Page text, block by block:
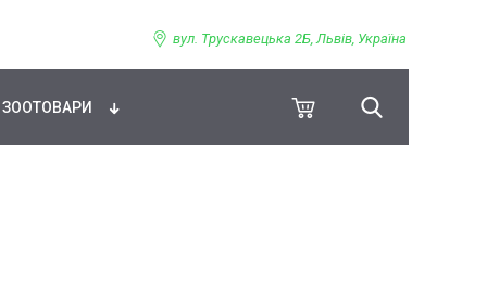
вул. Трускавецька 2Б, Львів, Україна
ЗООТОВАРИ